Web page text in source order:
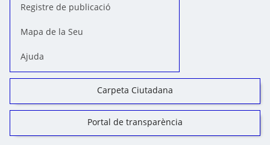
Registre de publicació
Mapa de la Seu
Ajuda
Carpeta Ciutadana
Portal de transparència